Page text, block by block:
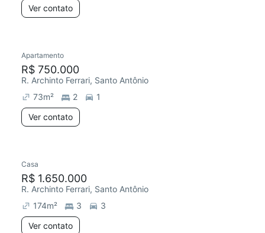
Ver contato
Redecorar
Apartamento
R$ 750.000
R. Archinto Ferrari, Santo Antônio
73m² 2
1
Ver contato
Casa
R$ 1.650.000
R. Archinto Ferrari, Santo Antônio
174m² 3
3
Ver contato